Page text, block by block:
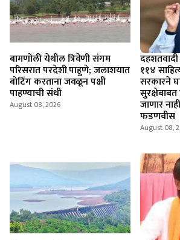
बामणोली येथील त्रिवेणी संगम
परिसरात परदेशी पाहुणे; जलाशयात
बोटिंग करताना जवळून पक्षी
पाहण्याची संधी
August 08, 2026
११४
सरकारने
जाणार
फडणवीस
August 08,